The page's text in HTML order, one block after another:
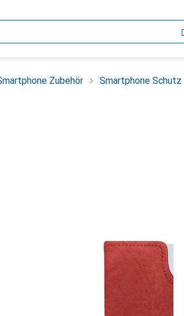
Zubehör Smartphone Schutz